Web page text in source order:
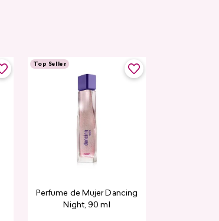
Top Seller
Perfume de Mujer Dancing
Night, 90 ml